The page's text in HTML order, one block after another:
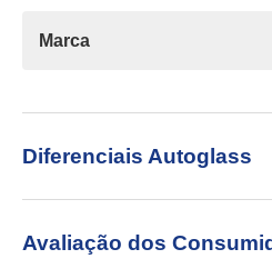
Marca
Diferenciais Autoglass
Avaliação dos